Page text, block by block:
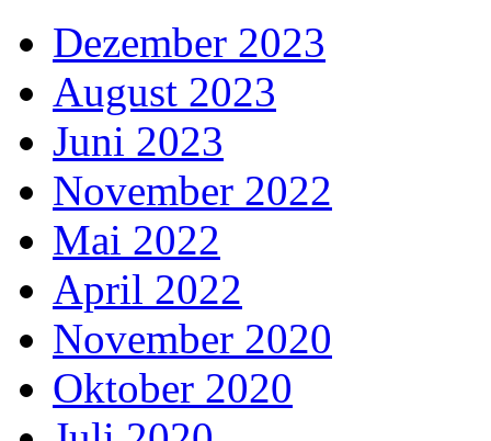
Dezember 2023
August 2023
Juni 2023
November 2022
Mai 2022
April 2022
November 2020
Oktober 2020